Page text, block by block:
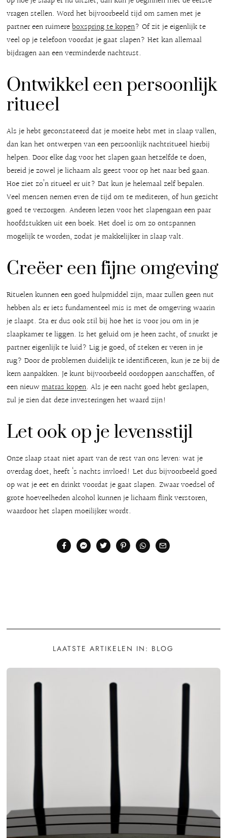
vragen stellen. Word het bijvoorbeeld tijd om samen met je
partner een ruimereboxspring te kopen? Of zit je eigenlijk te
veel op je telefoon voordat je gaat slapen? Het kan allemaal
bijdragen aan een verminderde nachtrust.
Ontwikkel een persoonlijk
ritueel
Als je hebt geconstateerd dat je moeite hebt met in slaap vallen,
dan kan het ontwerpen van een persoonlijk nachtritueel hierbij
helpen. Door elke dag voor het slapen gaan hetzelfde te doen,
bereid je zowel je lichaam als geest voor op het naar bed gaan.
Hoe ziet zo’n ritueel er uit? Dat kun je helemaal zelf bepalen.
Veel mensen nemen even de tijd om te mediteren, of hun gezicht
goed te verzorgen. Anderen lezen voor het slapengaan een paar
hoofdstukken uit een boek. Het doel is om zo ontspannen
mogelijk te worden, zodat je makkelijker in slaap valt.
Creëer een fijne omgeving
Rituelen kunnen een goed hulpmiddel zijn, maar zullen geen nut
hebben als er iets fundamenteel mis is met de omgeving waarin
je slaapt. Sta er dus ook stil bij hoe het is voor jou om in je
slaapkamer te liggen. Is het geluid om je heen zacht, of snurkt je
partner eigenlijk te luid? Lig je goed, of steken er veren in je
rug? Door de problemen duidelijk te identificeren, kun je ze bij de
kern aanpakken. Je kunt bijvoorbeeld oordoppen aanschaffen, of
een nieuwmatras kopen. Als je een nacht goed hebt geslapen,
zul je zien dat deze investeringen het waard zijn!
Let ook op je levensstijl
Onze slaap staat niet apart van de rest van ons leven: wat je
overdag doet, heeft ‘s nachts invloed! Let dus bijvoorbeeld goed
op wat je eet en drinkt voordat je gaat slapen. Zwaar voedsel of
grote hoeveelheden alcohol kunnen je lichaam flink verstoren,
waardoor het slapen moeilijker wordt.
LAATSTE ARTIKELEN IN: BLOG